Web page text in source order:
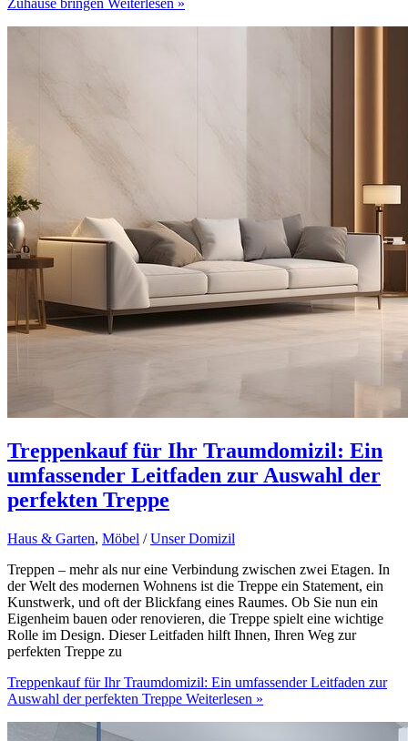
Treppenkauf für Ihr Traumdomizil: Ein
umfassender Leitfaden zur Auswahl der
perfekten Treppe
Haus & Garten, Möbel /Unser Domizil
Treppen – mehr als nur eine Verbindung zwischen zwei Etagen. In
der Welt des modernen Wohnens ist die Treppe ein Statement, ein
Kunstwerk, und oft der Blickfang eines Raumes. Ob Sie nun ein
Eigenheim bauen oder renovieren, die Treppe spielt eine wichtige
Rolle im Design. Dieser Leitfaden hilft Ihnen, Ihren Weg zur
perfekten Treppe zu
Treppenkauf für Ihr Traumdomizil: Ein umfassender Leitfaden zur
Auswahl der perfekten Treppe Weiterlesen »